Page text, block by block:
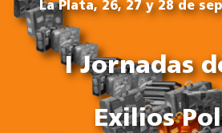
La Plata, 26, 27 y 28 de
I Jornadas
Exilios